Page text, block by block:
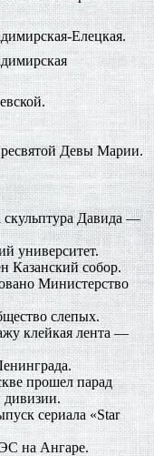
Елецкая.
Девы Марии.
скульптура Давида —
университет.
Казанский собор.
Министерство
слепых.
клейкая лента —
прошел парад
дивизии.
сериала «Star
на Ангаре.